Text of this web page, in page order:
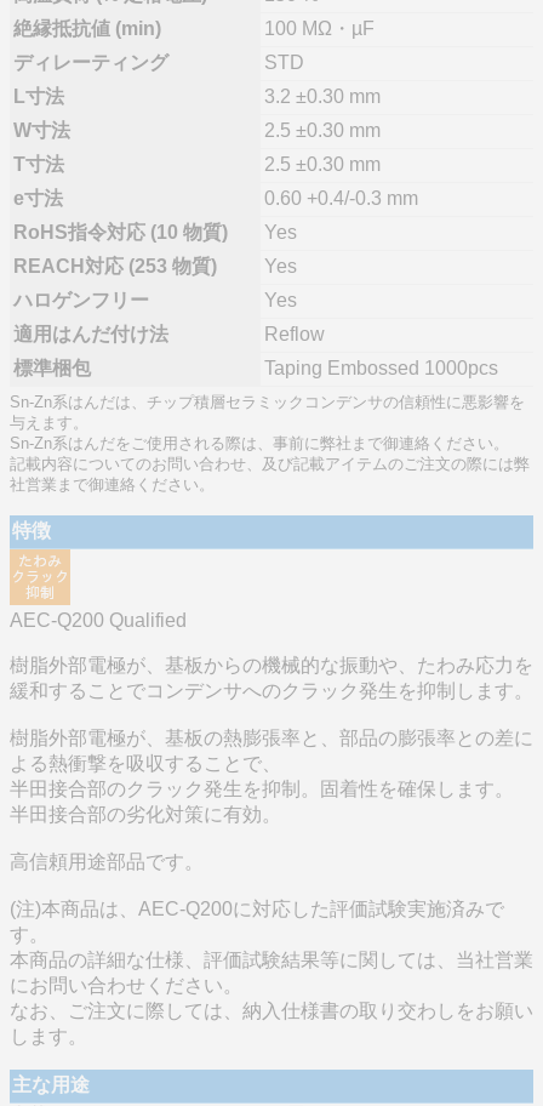
絶縁抵抗値 (min)
100 MΩ・µF
ディレーティング
STD
L寸法
3.2 ±0.30 mm
W寸法
2.5 ±0.30 mm
T寸法
2.5 ±0.30 mm
e寸法
0.60 +0.4/-0.3 mm
RoHS指令対応 (10 物質)
Yes
REACH対応 (253 物質)
Yes
ハロゲンフリー
Yes
適用はんだ付け法
Reflow
標準梱包
Taping Embossed 1000pcs
Sn-Zn系はんだは、チップ積層セラミックコンデンサの信頼性に悪影響を
与えます。
Sn-Zn系はんだをご使用される際は、事前に弊社まで御連絡ください。
記載内容についてのお問い合わせ、及び記載アイテムのご注文の際には弊
社営業まで御連絡ください。
特徴
AEC-Q200 Qualified
樹脂外部電極が、基板からの機械的な振動や、たわみ応力を
緩和することでコンデンサへのクラック発生を抑制します。
樹脂外部電極が、基板の熱膨張率と、部品の膨張率との差に
よる熱衝撃を吸収することで、
半田接合部のクラック発生を抑制。固着性を確保します。
半田接合部の劣化対策に有効。
高信頼用途部品です。
(注)本商品は、AEC-Q200に対応した評価試験実施済みで
す。
本商品の詳細な仕様、評価試験結果等に関しては、当社営業
にお問い合わせください。
なお、ご注文に際しては、納入仕様書の取り交わしをお願い
します。
主な用途